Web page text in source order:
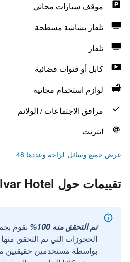
موقف سيارات مجاني
تلفاز بشاشة مسطحة
تلفاز
كابل أو قنوات فضائية
لوازم استحمام مجانية
مرافق الاجتماعات / الولائم
انترنت
عرض جميع وسائل الراحة وعددها 48
تقييمات حول Bulvar Hotel
تم التحقق منه 100%
نقوم
الحجوزات التي تم التحقق